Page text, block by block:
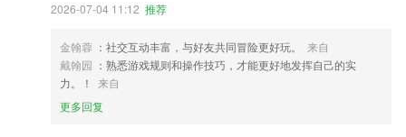
2026-07-04 11:12 推荐
金翰蓉 ：社交互动丰富，与好友共同冒险更好玩。
来自
戴翰园 ：熟悉游戏规则和操作技巧，才能更好地发挥自己的实
力。！
来自
更多回复